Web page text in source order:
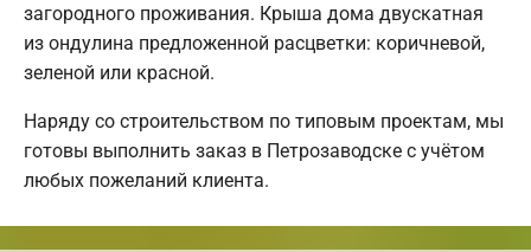
загородного проживания. Крыша дома двускатная
из ондулина предложенной расцветки: коричневой,
зеленой или красной.
Наряду со строительством по типовым проектам, мы
готовы выполнить заказ в Петрозаводске с учётом
любых пожеланий клиента.